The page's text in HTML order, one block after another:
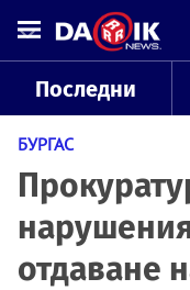
Последни
БУРГАС
отдаване